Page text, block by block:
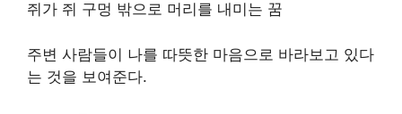
쥐가 쥐 구멍 밖으로 머리를 내미는 꿈
주변 사람들이 나를 따뜻한 마음으로 바라보고 있다
는 것을 보여준다.